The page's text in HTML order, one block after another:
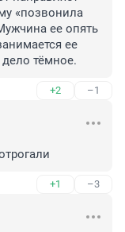
«позвонила
ее опять
ее
тёмное.
+2 –1
+1 –3